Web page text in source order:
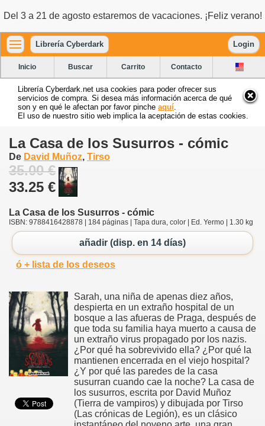
Del 3 a 21 de agosto estaremos de vacaciones. ¡Feliz verano!
Librería Cyberdark Login
Inicio Buscar Carrito Contacto
Librería Cyberdark.net usa cookies para poder ofrecer sus
servicios de compra. Si desea más información acerca de qué
son y en qué le afectan por favor pinche aquí
El uso de nuestro sitio web implica la aceptación de estas cookies.
La Casa de los Susurros - cómic
De David Muñoz, Tirso
35.00 €
33.25 €
La Casa de los Susurros - cómic
ISBN: 9788416428878 | 184 páginas | Tapa dura, color | Ed. Yermo | 1.30 kg
añadir (disp. en 14 días)
ó + lista de los deseos
Sarah, una niña de apenas diez años,
despierta en un extraño hospital de un
bosque a las afueras de Praga, después de
que toda su familia haya muerto a causa de
un extraño virus propagado por los nazis.
¿Por qué ha sobrevivido ella? ¿Por qué la
mantienen encerrada en el viejo hospital?
¿Y por qué las paredes de la casa
susurran cuando cae la noche? La casa de
los susurros, escrita por David Muñoz
(Tierra de vampiros) y dibujada por Tirso
(Las crónicas de Legión), es un clásico